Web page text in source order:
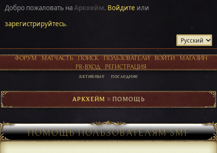
Добро пожаловать наАркхейм. Войдите или
зарегистрируйтесь.
ФОРУМ МАТЧАСТЬ ПОИСК ПОЛЬЗОВАТЕЛИ ВОЙТИ
МАГАЗИН
PR-ВХОД
РЕГИСТРАЦИЯ
активные последние
АРКХЕЙМ ►ПОМОЩЬ
ПОМОЩЬ ПОЛЬЗОВАТЕЛЯМ SMF